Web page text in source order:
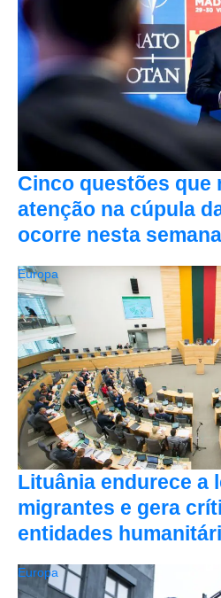
Cinco questões que
atenção na cúpula
ocorre nesta
Lituânia endurece a
migrantes e gera
entidades
Europa
Europa